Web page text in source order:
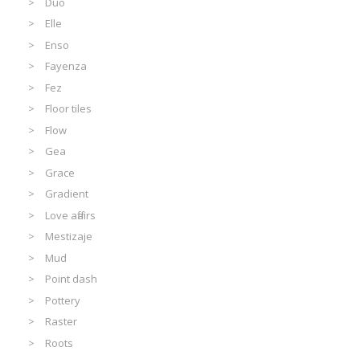
Elle
Enso
Fayenza
Fez
Floor tiles
Flow
Gea
Grace
Gradient
Love affairs
Mestizaje
Mud
Point dash
Pottery
Raster
Roots